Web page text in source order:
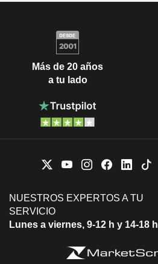
Más de 20 años
a tu lado
NUESTROS EXPERTOS A TU
SERVICIO
Lunes a viernes, 9-12 h y 14-18 h